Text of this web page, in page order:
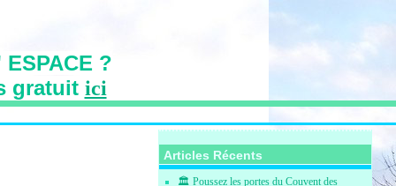
?
gratuit ici
Articles Récents
🏛️ Poussez les portes du Couvent des